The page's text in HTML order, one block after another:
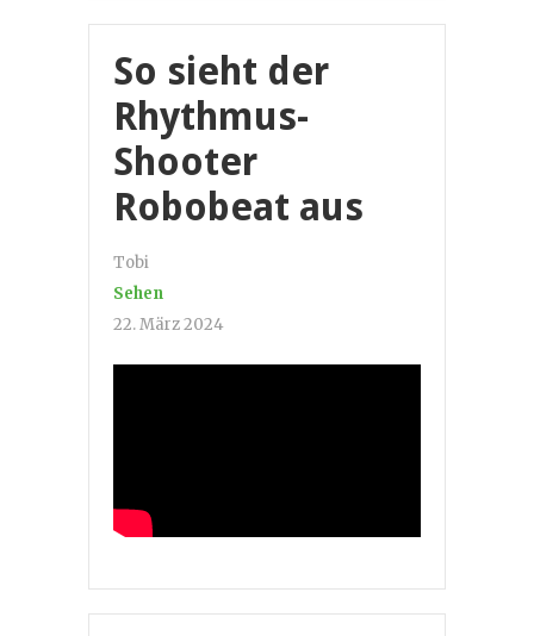
So sieht der
Rhythmus-
Shooter
Robobeat aus
Tobi
Sehen
22. März 2024